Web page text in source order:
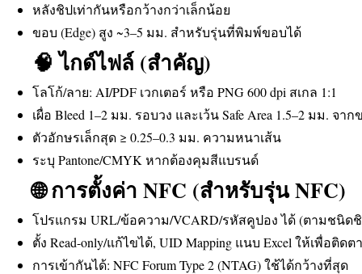
หลังชิปเท่ากันหรือกว้างกว่าเล็กน้อย
ขอบ (Edge) สูง ~3–5 มม. สำหรับรุ่นที่พิมพ์ขอบได้
🧠 ไกด์ไฟล์ (สำคัญ)
โลโก้/ลาย: AI/PDF เวกเตอร์ หรือ PNG 600 dpi สเกล 1:1
เผื่อ Bleed 1–2 มม. รอบวง และเว้น Safe Area 1.5–2 มม. จ
ตัวอักษรเล็กสุด ≥ 0.25–0.3 มม. ความหนาเส้น
ระบุ Pantone/CMYK หากต้องคุมสีแบรนด์
🌐 การตั้งค่า NFC (สำหรับรุ่น NFC)
โปรแกรม URL/ข้อความ/VCARD/รหัสคูปอง ได้ (ตามชนิด
ตั้ง Read-only/แก้ไขได้, UID Mapping แนบ Excel ให้เพื่อติดต
การเข้ากันได้: NFC Forum Type 2 (NTAG) ใช้ได้กว้างที่สุด